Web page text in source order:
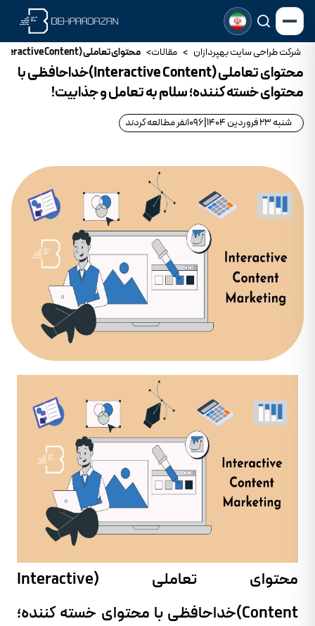
شرکت طراحی سایت بهپردازان > مقالات> محتوای تعاملی (Interactive Content)خداحافظی با محتوای خسته کننده؛ سلام به تعامل و جذابیت!
محتوای تعاملی (Interactive Content)خداحافظی با
محتوای خسته کننده؛ سلام به تعامل و جذابیت!
شنبه 23 فروردین 1404 1096نفر مطالعه کردند
محتوای تعاملی (Interactive
Content)خداحافظی با محتوای خسته کننده؛